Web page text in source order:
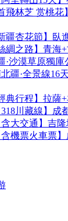
飛林芝 赏桃花
疆杏花節】臥
綢之路】青海
·沙漠草原獨庫
疆·全景線16
典行程】拉薩
川藏線】成
大交通】吉
機票火車票